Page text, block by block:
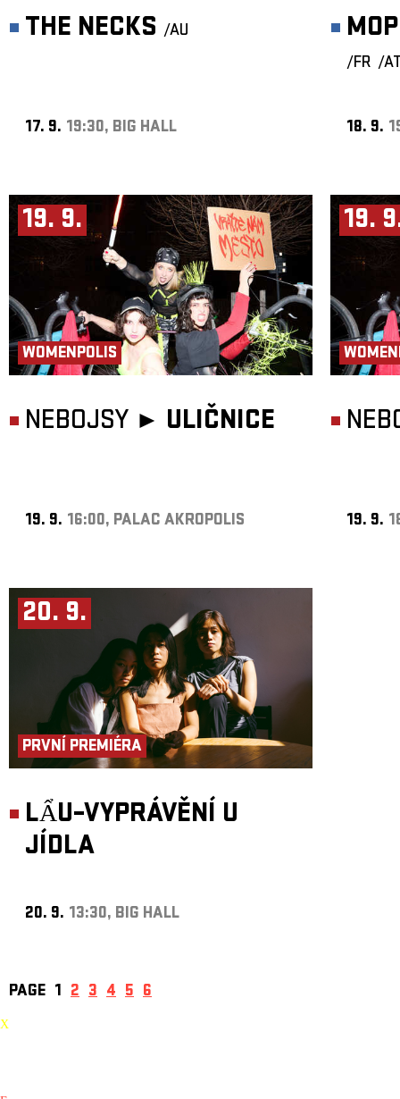
THE NECKS /AU
17. 9. 19:30, BIG HALL
/FR /
18. 9.
19. 9.
WOMENPOLIS
NEBOJSY ► ULIČNICE
19. 9. 16:00, PALAC AKROPOLIS
19.
19. 9.
20. 9.
PRVNÍ PREMIÉRA
LẨU–VYPRÁVĚNÍ U
JÍDLA
20. 9. 13:30, BIG HALL
PAGE 1 2 3 4 5 6
X